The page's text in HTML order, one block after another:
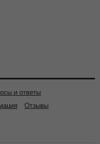
и ответы
Отзывы